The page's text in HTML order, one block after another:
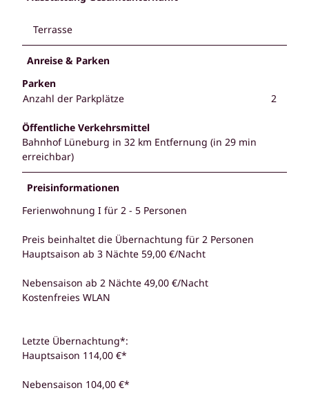
Terrasse
Anreise & Parken
Parken
Anzahl der Parkplätze
2
Öffentliche Verkehrsmittel
Bahnhof Lüneburg in 32 km Entfernung (in 29 min
erreichbar)
Preisinformationen
Ferienwohnung I für 2 - 5 Personen
Preis beinhaltet die Übernachtung für 2 Personen
Hauptsaison ab 3 Nächte 59,00 €/Nacht
Nebensaison ab 2 Nächte 49,00 €/Nacht
Kostenfreies WLAN
Letzte Übernachtung*:
Hauptsaison 114,00 €*
Nebensaison 104,00 €*